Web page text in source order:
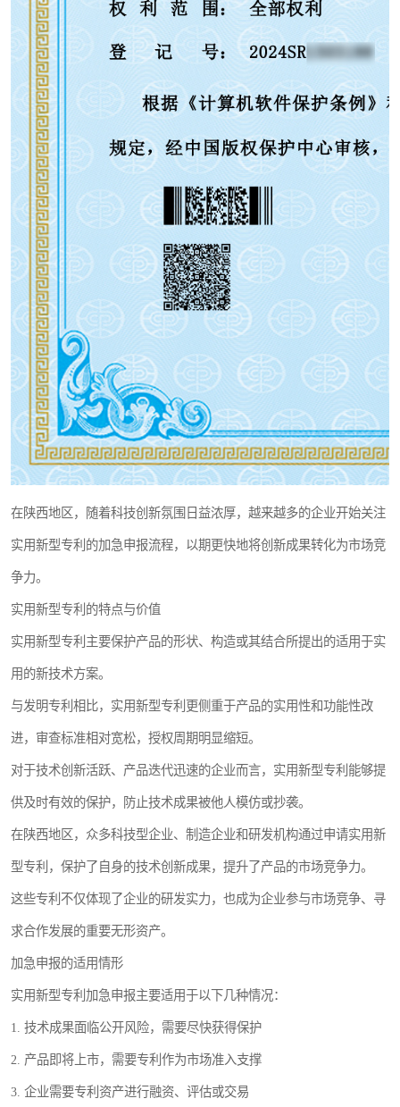
在陕西地区，随着科技创新氛围日益浓厚，越来越多的企业开始关注
实用新型专利的加急申报流程，以期更快地将创新成果转化为市场竞
争力。
实用新型专利的特点与价值
实用新型专利主要保护产品的形状、构造或其结合所提出的适用于实
用的新技术方案。
与发明专利相比，实用新型专利更侧重于产品的实用性和功能性改
进，审查标准相对宽松，授权周期明显缩短。
对于技术创新活跃、产品迭代迅速的企业而言，实用新型专利能够提
供及时有效的保护，防止技术成果被他人模仿或抄袭。
在陕西地区，众多科技型企业、制造企业和研发机构通过申请实用新
型专利，保护了自身的技术创新成果，提升了产品的市场竞争力。
这些专利不仅体现了企业的研发实力，也成为企业参与市场竞争、寻
求合作发展的重要无形资产。
加急申报的适用情形
实用新型专利加急申报主要适用于以下几种情况：
1. 技术成果面临公开风险，需要尽快获得保护
2. 产品即将上市，需要专利作为市场准入支撑
3. 企业需要专利资产进行融资、评估或交易